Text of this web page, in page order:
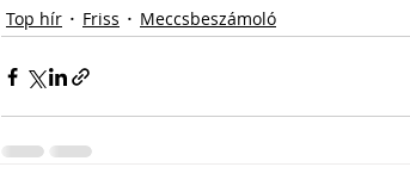
Top hír Friss Meccsbeszámoló